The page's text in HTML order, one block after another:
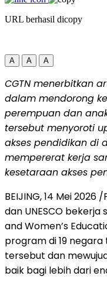
URL berhasil dicopy
A A A
CGTN menerbitkan
dalam mendorong
perempuan dan
tersebut menyoroti
akses pendidikan di
mempererat kerja
kesetaraan akses
BEIJING, 14 Mei
dan UNESCO bekerja
and Women’s
program di 19
tersebut dan
baik bagi lebih dari